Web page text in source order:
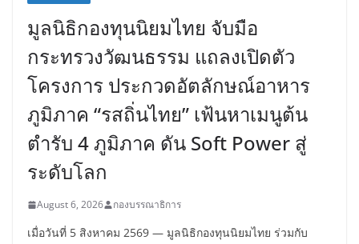
มูลนิธิกองทุนนิยมไทย จับมือ
กระทรวงวัฒนธรรม แถลงเปิดตัว
โครงการ ประกวดอัตลักษณ์อาหาร
ภูมิภาค “รสถิ่นไทย” เฟ้นหาเมนูต้น
ตำรับ 4 ภูมิภาค ดัน Soft Power สู่
ระดับโลก
August 6, 2026 กองบรรณาธิการ
เมื่อวันที่ 5 สิงหาคม 2569 — มูลนิธิกองทุนนิยมไทย ร่วมกับ